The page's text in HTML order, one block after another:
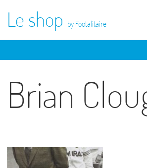
Le shop by Footalitaire
Brian